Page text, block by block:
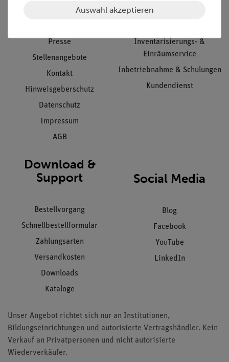
Unternehmen
Presse
Stellenangebote
Kontakt
Hinweisgeberschutz
Datenschutz
Impressum
AGB
Übersicht Service
Inventarisierungs- &
Einräumservice
Inbetriebnahme & Schulungen
Kundendienst
Download &
Support
Bestellvorgang
Schnellbestellformular
Zahlungsarten
Versandkosten
Downloads
Kataloge
Social Media
Blog
Facebook
YouTube
LinkedIn
Unser Angebot richtet sich nur an Institutionen,
Bildungseinrichtungen und autorisierte Vertragshändler. Kein
Verkauf an Privatpersonen und nicht autorisierte
Wiederverkäufer.
Auswahl akzeptieren